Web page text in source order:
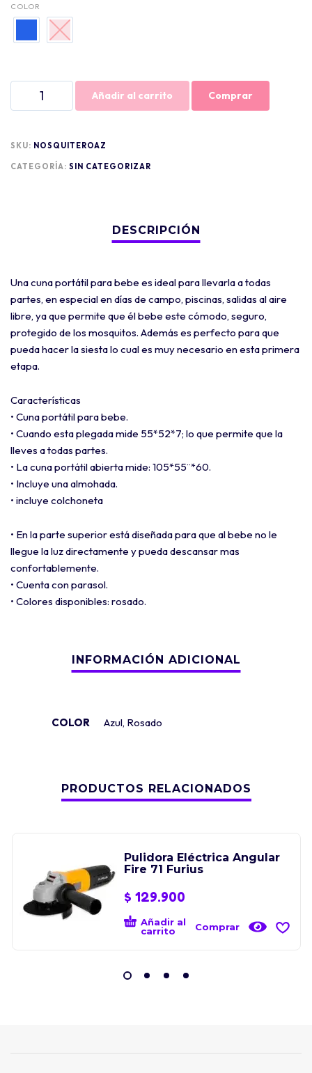
COLOR
Añadir al carrito Comprar
SKU: NOSQUITEROAZ
CATEGORÍA: SIN CATEGORIZAR
Una cuna portátil para bebe es ideal para llevarla a todas
partes, en especial en días de campo, piscinas, salidas al aire
libre, ya que permite que él bebe este cómodo, seguro,
protegido de los mosquitos. Además es perfecto para que
pueda hacer la siesta lo cual es muy necesario en esta primera
etapa.
Características
• Cuna portátil para bebe.
• Cuando esta plegada mide 55*52*7; lo que permite que la
lleves a todas partes.
• La cuna portátil abierta mide: 105*55¨*60.
• Incluye una almohada.
• incluye colchoneta
• En la parte superior está diseñada para que al bebe no le
llegue la luz directamente y pueda descansar mas
confortablemente.
• Cuenta con parasol.
• Colores disponibles: rosado.
COLOR Azul, Rosado
PRODUCTOS RELACIONADOS
Pulidora Eléctrica Angular
Fire 71 Furius
$ 129.900
Añadir al
carrito
Comprar